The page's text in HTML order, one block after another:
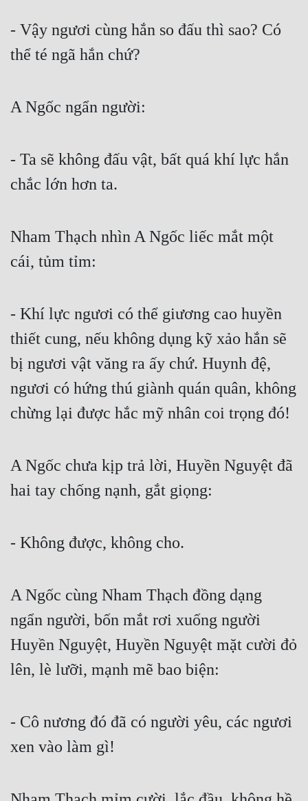
Khoa Huyễn
Kỳ Huyễn
Kỳ Ảo
Làm Giàu
Lịch Sử
Mạt Thế
Mỹ Thực
Ngôn Tình
Ngược
Phong Thủy - Tâm Linh
Phản Phái
Quân Sự
Sảng Văn
Sắc
Sủng
Tiên Hiệp
- Vậy ngươi cùng hắn so đấu thì sao? Có
thể té ngã hắn chứ?
A Ngốc ngẩn người:
- Ta sẽ không đấu vật, bất quá khí lực hắn
chắc lớn hơn ta.
Nham Thạch nhìn A Ngốc liếc mắt một
cái, tủm tỉm:
- Khí lực ngươi có thể giương cao huyền
thiết cung, nếu không dụng kỹ xảo hắn sẽ
bị ngươi vật văng ra ấy chứ. Huynh đệ,
ngươi có hứng thú giành quán quân, không
chừng lại được hắc mỹ nhân coi trọng đó!
A Ngốc chưa kịp trả lời, Huyền Nguyệt đã
hai tay chống nạnh, gắt giọng:
- Không được, không cho.
A Ngốc cùng Nham Thạch đồng dạng
ngẩn người, bốn mắt rơi xuống người
Huyền Nguyệt, Huyền Nguyệt mặt cười đỏ
lên, lè lưỡi, mạnh mẽ bao biện:
- Cô nương đó đã có người yêu, các ngươi
xen vào làm gì!